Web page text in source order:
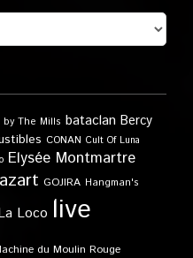
The Mills bataclan Bercy
CONAN Cult Of Luna
Elysée Montmartre
GOJIRA Hangman's
Loco live
du Moulin Rouge